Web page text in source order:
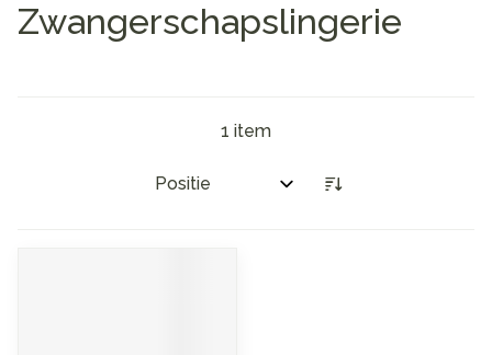
Zwangerschapslingerie
1 item
Sorteer op: